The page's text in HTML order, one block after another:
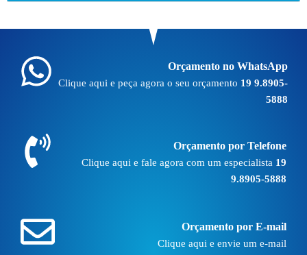
Orçamento no WhatsApp
Clique aqui e peça agora o seu orçamento 19 9.8905-
5888
Orçamento por Telefone
Clique aqui e fale agora com um especialista 19
9.8905-5888
Orçamento por E-mail
Clique aqui e envie um e-mail